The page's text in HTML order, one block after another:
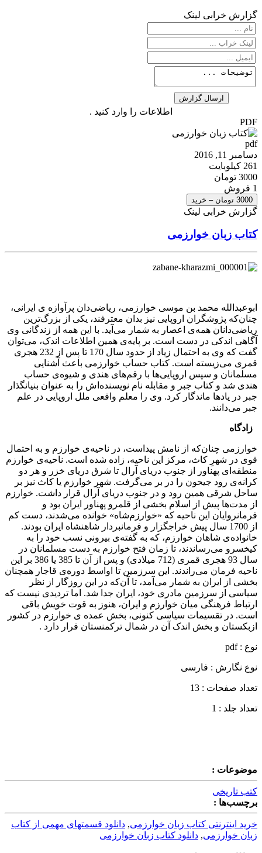
گزارش خرابی لینک
اطلاعات را وارد کنید .
PDF
pdf
دسامبر 11, 2016
261 کیلوبایت
3000 تومان
1 فروش
3000 تومان – خرید
گزارش خرابی لینک
کتاب زبان خوارزمی
ابوعبدالله محمد بن موسی خوارزمی، ریاضی‌دان پرآوازه‌ ی ایرانی،
چنان‌که پژوشگران اروپایی نیز بدان معترفند، یکی از بزرگ‌ترین
ریاضی‌دانان همه‌ی اعصار به شمار می‌آید. با این همه از زندگانی وی
آگاهی اندکی در دست است. بر پایه‌ی همین اطلاعات اندک، می‌توان
گفت که وی به احتمال زیاد از حدود سال 170 تا پس از 232 هجری
قمری می‌زیسته است. کتاب حساب خوارزمی باعث آشنایی
مسلمانان و سپس اروپایی‌ها با رقم‌های هندی و شیوه‌ی حساب
هندی شد و کتاب جبر و مقابله نام نویسنده‌اش را به عنوان بنیانگذار
جبر در یادها ماندگار کرد. وی را معلم واقعی ملل اروپایی در علم
جبر می‌دانند.
زادگاه
خوارزمی چنان‌که از نامش پیداست، در ناحیه‌ی خوارزم و به احتمال
قوی در شهرِ کاث، مرکز این ناحیه، زاده شده است. ناحیه‌ی خوارزم
منطقه‌ای پهناور از جنوب دریای آرال تا شرق دریای خزر و هر دو
کرانه‌ی رود جیحون را در بر می‌گرفت. شهر خوارزم یا کاث نیز بر
ساحل شرقی همین رود و در جنوب دریای آرال قرار داشت. خوارزم
از مدت‌ها پیش از اسلام بخشی از قلمرو پهناور ایران بود و
فرمانروایان این ناحیه که «خوارزم‌شاه» خوانده می‌شدند، دست کم
از 1700 سال پیش خراجگزار و فرمانبردار شاهنشاه ایران بودند.
خانواده‌ی شاهان خوارزم، که به گفته‌ی بیرونی نسب خود را به
کیخسرو می‌رساندند، تا زمان فتح خوارزم به دست مسلمانان در
سال 93 هجری قمری (712 میلادی) و پس از آن تا 385 یا 386 بر این
ناحیه فرمان می‌راندند. این سرزمین تا اواسط دوره‌ی قاجار همچنان
بخشی از ایران به شمار می‌آمد، تا آن‌که در این روزگار از نظر
سیاسی از سرزمین مادری خود، ایران جدا شد. اما تردیدی نیست که
ارتباط فرهنگی میان خوارزم و ایران، هنوز به قوت خویش باقی
است. در تقسیمات سیاسی کنونی، بخش عمده‌ ی خوارزم در کشور
ازبکستان و بخش اندک آن در شمال ترکمنستان قرار دارد .
نوع : pdf
نوع نگارش : فارسی
تعداد صفحات : 13
تعداد جلد : 1
موضوعات :
کتب تاریخی
برچسب‌ها :
خرید اینترنتی کتاب زبان خوارزمی, دانلود قسمتهای مهمی از کتاب
زبان خوارزمی, دانلود کتاب زبان خوارزمی